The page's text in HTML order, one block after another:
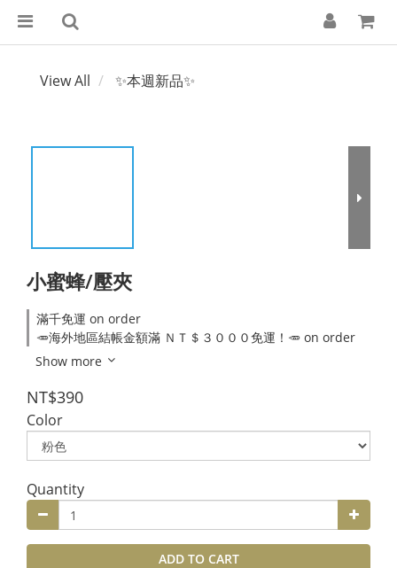
View All ✨本週新品✨
小蜜蜂/壓夾
滿千免運 on order
🥕海外地區結帳金額滿 ＮＴ＄３０００免運！🥕 on order
Show more
NT$390
Color
Quantity
ADD TO CART